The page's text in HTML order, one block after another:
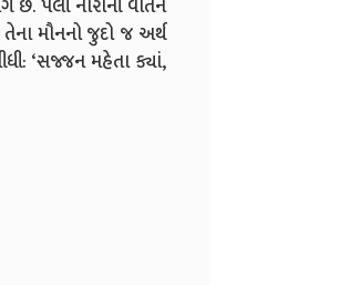
છે. પેલી નારીની વાતને
મૌનનો જુદો જ અર્થ
‘સજ્જન મહેતા ક્યાં,